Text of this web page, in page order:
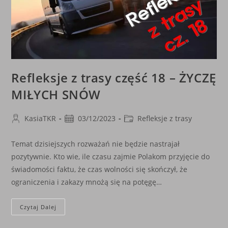
Refleksje z trasy część 18 – ŻYCZĘ
MIŁYCH SNÓW
PostKasiaTKR
Post03/12/2023
PostRefleksje z trasy
Temat dzisiejszych rozważań nie będzie nastrajał
pozytywnie. Kto wie, ile czasu zajmie Polakom przyjęcie do
świadomości faktu, że czas wolności się skończył, że
ograniczenia i zakazy mnożą się na potęgę…
Czytaj Dalej
Z